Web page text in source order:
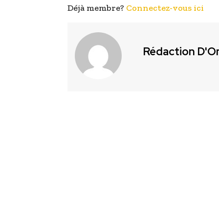
Déjà membre? Connectez-vous ici
Rédaction